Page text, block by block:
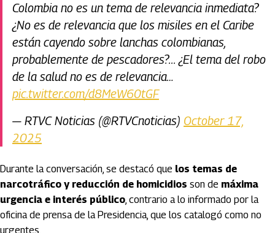
Colombia no es un tema de relevancia inmediata?
¿No es de relevancia que los misiles en el Caribe
están cayendo sobre lanchas colombianas,
probablemente de pescadores?... ¿El tema del robo
de la salud no es de relevancia…
pic.twitter.com/d8MeW60tGF
— RTVC Noticias (@RTVCnoticias) October 17,
2025
Durante la conversación, se destacó que los temas de
narcotráfico y reducción de homicidios son de máxima
urgencia e interés público, contrario a lo informado por la
oficina de prensa de la Presidencia, que los catalogó como no
urgentes.